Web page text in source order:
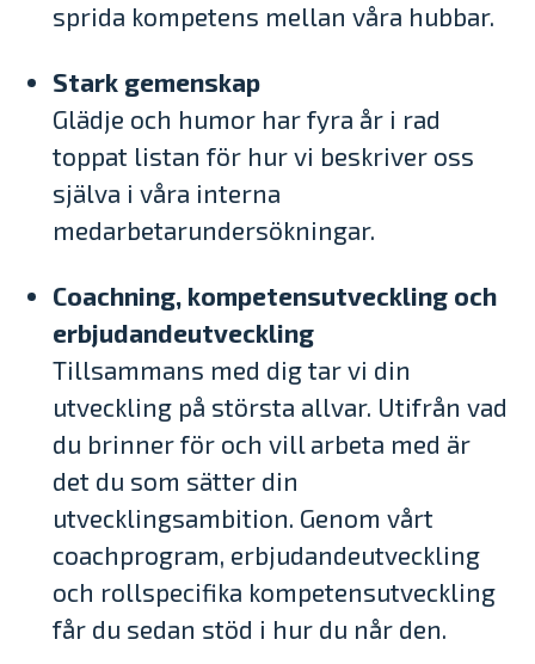
sprida kompetens mellan våra hubbar.
Stark gemenskap
Glädje och humor har fyra år i rad
toppat listan för hur vi beskriver oss
själva i våra interna
medarbetarundersökningar.
Coachning, kompetensutveckling och
erbjudandeutveckling
Tillsammans med dig tar vi din
utveckling på största allvar. Utifrån vad
du brinner för och vill arbeta med är
det du som sätter din
utvecklingsambition. Genom vårt
coachprogram, erbjudandeutveckling
och rollspecifika kompetensutveckling
får du sedan stöd i hur du når den.